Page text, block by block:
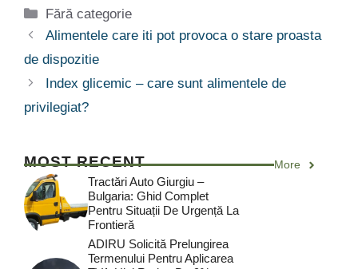
Categorii
Fără categorie
Alimentele care iti pot provoca o stare proasta
de dispozitie
Index glicemic – care sunt alimentele de
privilegiat?
MOST RECENT More
Tractări Auto Giurgiu –
Bulgaria: Ghid Complet
Pentru Situații De Urgență La
Frontieră
ADIRU Solicită Prelungirea
Termenului Pentru Aplicarea